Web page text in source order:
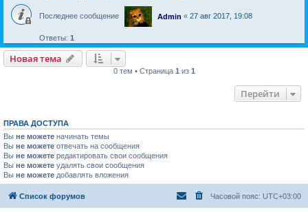
Последнее сообщение Admin « 27 авг 2017, 19:08
Ответы: 1
Новая тема
Новаятема
0 тем • Страница 1 из 1
Перейти
ПРАВА ДОСТУПА
Вы не можете начинать темы
Вы не можете отвечать на сообщения
Вы не можете редактировать свои сообщения
Вы не можете удалять свои сообщения
Вы не можете добавлять вложения
Список форумов Часовой пояс: UTC+03:00